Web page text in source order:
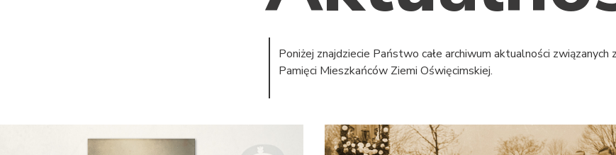
Poniżej znajdziecie Państwo całe archiwum aktualności związanych
Pamięci Mieszkańców Ziemi Oświęcimskiej.